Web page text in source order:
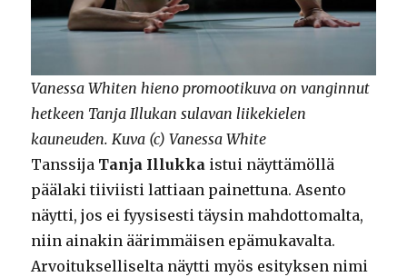
Vanessa Whiten hieno promootikuva on vanginnut
hetkeen Tanja Illukan sulavan liikekielen
kauneuden. Kuva (c) Vanessa White
Tanssija Tanja Illukka istui näyttämöllä
päälaki tiiviisti lattiaan painettuna. Asento
näytti, jos ei fyysisesti täysin mahdottomalta,
niin ainakin äärimmäisen epämukavalta.
Arvoitukselliselta näytti myös esityksen nimi